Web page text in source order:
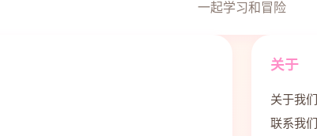
一起学习和冒险
关于
关于我们
联系我们